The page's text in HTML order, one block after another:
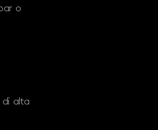
o
di alta